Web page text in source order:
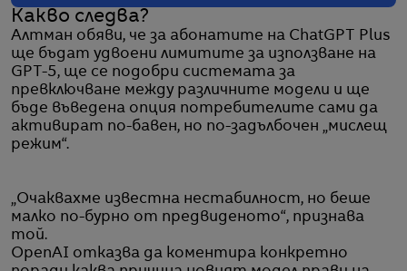
Какво следва?
Алтман обяви, че за абонатите на ChatGPT Plus
ще бъдат удвоени лимитите за използване на
GPT-5, ще се подобри системата за
превключване между различните модели и ще
бъде въведена опция потребителите сами да
активират по-бавен, но по-задълбочен „мислещ
режим“.
„Очаквахме известна нестабилност, но беше
малко по-бурно от предвиденото“, признава
той.
OpenAI отказва да коментира конкретно